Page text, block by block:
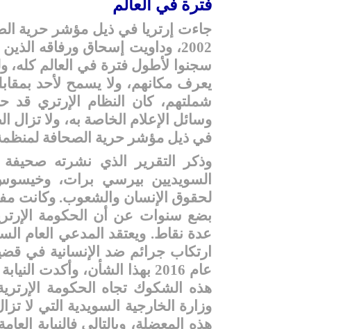
فترة في العالم
جاءت إرتريا في ذيل مؤشر حرية
سجنوا لأطول فترة في العالم كله،
يعرف مكانهم، ولا يسمح لأحد
شملتهم، كان النظام الإرتري قد
وسائل الإعلام الخاصة به، ولا
في ذيل مؤشر حرية الصحافة لمنظمة
وذكر التقرير الذي نشرته
السويديين بيرسي برات، وخيسوس
لحقوق الإنسان والشعوب. وكانت
بضع سنوات عن أن الحكومة
عدة نقاط. ويعتقد المدعي العام
ارتكاب جرائم ضد الإنسانية في
عام 2016 بهذا الشأن، وأكدت
هذه الشكوك تجاه الحكومة
وزارة الخارجية السويدية التي لا
هذه المعضلة، وبالتالي فالنيابة